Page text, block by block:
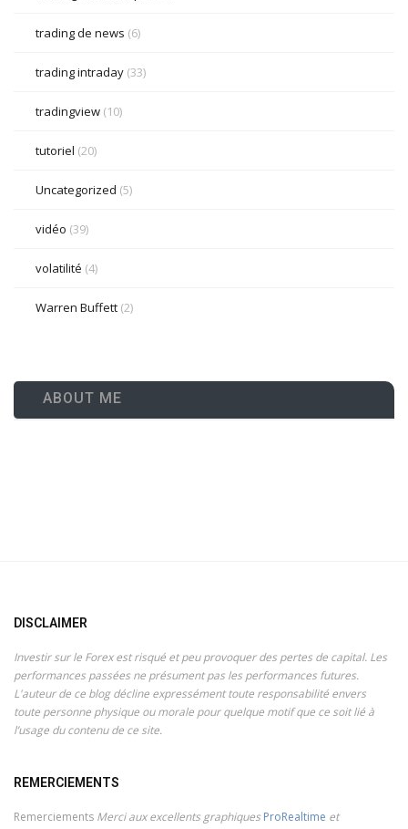
trading de news (6)
trading intraday (33)
tradingview (10)
tutoriel (20)
Uncategorized (5)
vidéo (39)
volatilité (4)
Warren Buffett (2)
ABOUT ME
DISCLAIMER
Investir sur le Forex est risqué et peu provoquer des pertes de capital. Les
performances passées ne présument pas les performances futures.
L'auteur de ce blog décline expressément toute responsabilité envers
toute personne physique ou morale pour quelque motif que ce soit lié à
l’usage du contenu de ce site.
REMERCIEMENTS
Remerciements Merci aux excellents graphiques ProRealtime et